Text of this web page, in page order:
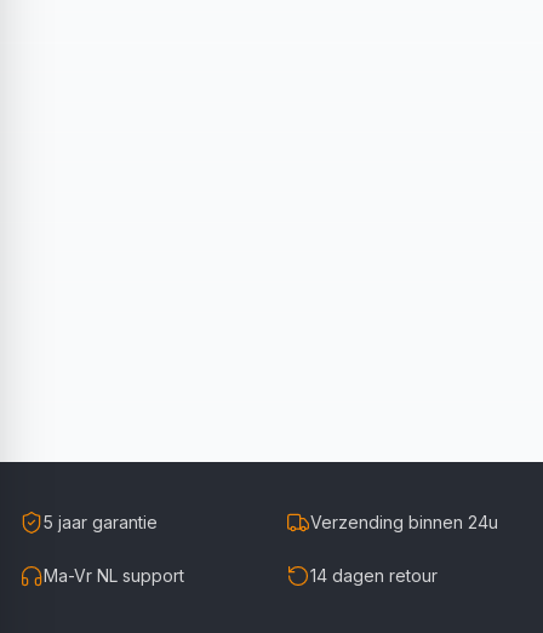
5 jaar garantie Verzending binnen 24u
Ma-Vr NL support 14 dagen retour